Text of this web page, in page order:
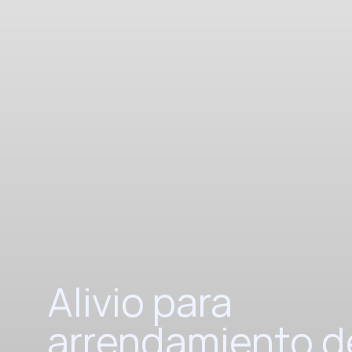
Alivio para
arrendamiento